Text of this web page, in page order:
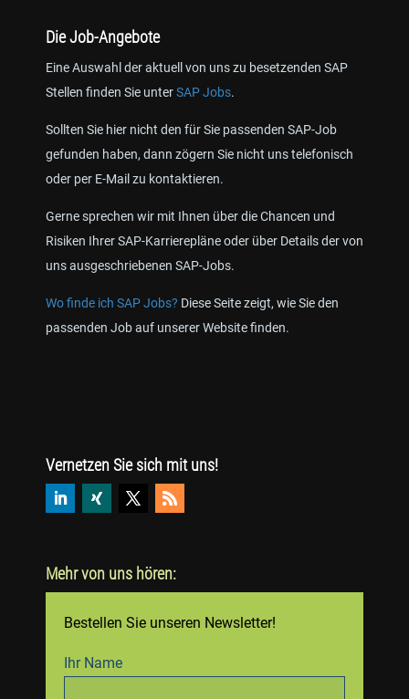
Die Job-Angebote
Eine Auswahl der aktuell von uns zu besetzenden SAP
Stellen finden Sie unterSAP Jobs.
Sollten Sie hier nicht den für Sie passenden SAP-Job
gefunden haben, dann zögern Sie nicht uns telefonisch
oder per E-Mail zu kontaktieren.
Gerne sprechen wir mit Ihnen über die Chancen und
Risiken Ihrer SAP-Karrierepläne oder über Details der von
uns ausgeschriebenen SAP-Jobs.
Wo finde ich SAP Jobs? Diese Seite zeigt, wie Sie den
passenden Job auf unserer Website finden.
Vernetzen Sie sich mit uns!
Mehr von uns hören:
Bestellen Sie unseren Newsletter!
Ihr Name